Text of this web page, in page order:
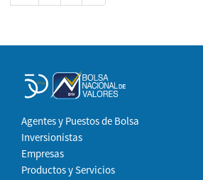
Agentes y Puestos de Bolsa
Inversionistas
Empresas
Productos y Servicios